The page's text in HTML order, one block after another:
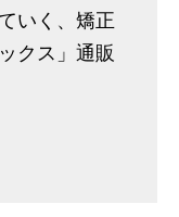
いく、矯正
クス」通販